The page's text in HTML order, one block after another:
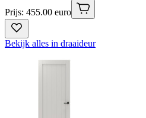
Prijs: 455.00 euro
Bekijk alles in draaideur